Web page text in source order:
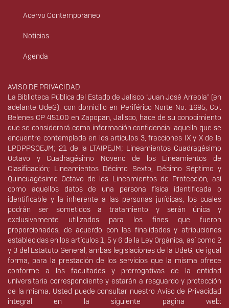
Acervo Contemporaneo
Noticias
Agenda
Derechos
AVISO DE PRIVACIDAD
La Biblioteca Pública del Estado de Jalisco “Juan José Arreola” (en
adelante UdeG), con domicilio en Periférico Norte No. 1695, Col.
Belenes CP 45100 en Zapopan, Jalisco, hace de su conocimiento
que se considerará como información confidencial aquella que se
encuentre contemplada en los artículos 3, fracciones IX y X de la
LPDPPSOEJM; 21 de la LTAIPEJM; Lineamientos Cuadragésimo
Octavo y Cuadragésimo Noveno de los Lineamientos de
Clasificación; Lineamientos Décimo Sexto, Décimo Séptimo y
Quincuagésimo Octavo de los Lineamientos de Protección, así
como aquellos datos de una persona física identificada o
identificable y la inherente a las personas jurídicas, los cuales
podrán ser sometidos a tratamiento y serán única y
exclusivamente utilizados para los fines que fueron
proporcionados, de acuerdo con las finalidades y atribuciones
establecidas en los artículos 1, 5 y 6 de la Ley Orgánica, así como 2
y 3 del Estatuto General, ambas legislaciones de la UdeG, de igual
forma, para la prestación de los servicios que la misma ofrece
conforme a las facultades y prerrogativas de la entidad
universitaria correspondiente y estarán a resguardo y protección
de la misma. Usted puede consultar nuestro Aviso de Privacidad
integral en la siguiente página web: